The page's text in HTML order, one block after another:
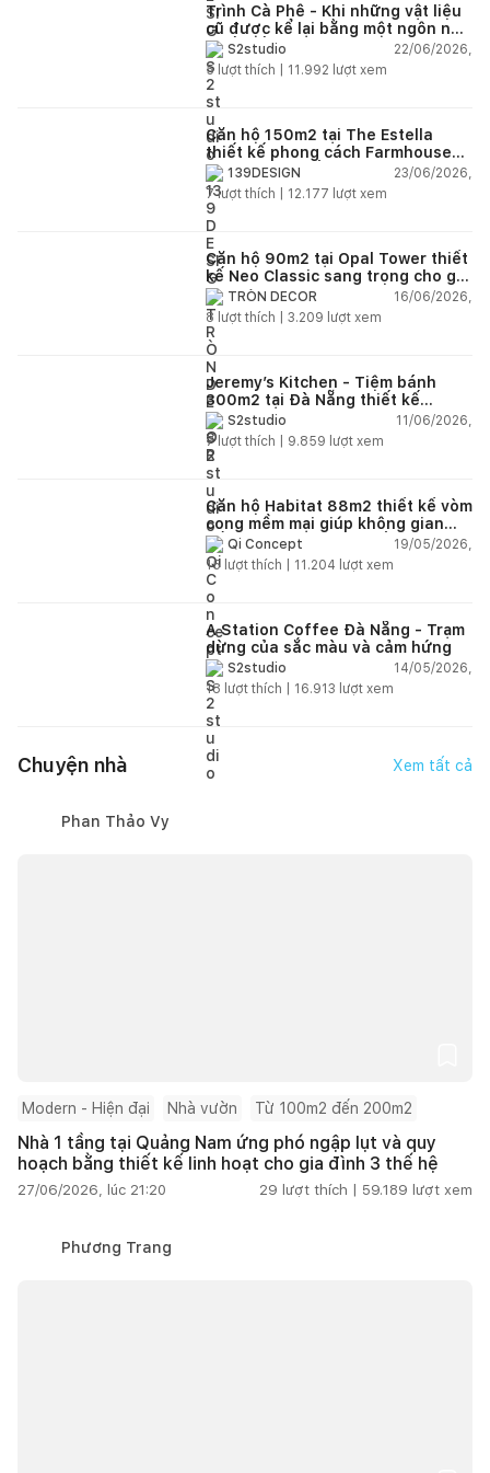
Trình Cà Phê - Khi những vật liệu
cũ được kể lại bằng một ngôn ngữ
thiết kế mới
S2studio
22/06/2026,
5 lượt thích | 11.992 lượt xem
Căn hộ 150m2 tại The Estella
thiết kế phong cách Farmhouse
thanh lịch và ấm áp
139DESIGN
23/06/2026,
7lượt thích | 12.177 lượt xem
Căn hộ 90m2 tại Opal Tower thiết
kế Neo Classic sang trọng cho gia
đình trẻ
TRÒN DECOR
16/06/2026,
8 lượt thích | 3.209 lượt xem
Jeremy’s Kitchen - Tiệm bánh
300m2 tại Đà Nẵng thiết kế
phong cách công nghiệp hiện đại
ngập tràn ánh sáng tự nhiên
S2studio
11/06/2026,
7lượt thích | 9.859 lượt xem
Căn hộ Habitat 88m2 thiết kế vòm
cong mềm mại giúp không gian
sống hiện đại trở nên ấm áp hơn
Qi Concept
19/05/2026,
15 lượt thích | 11.204 lượt xem
A Station Coffee Đà Nẵng - Trạm
dừng của sắc màu và cảm hứng
S2studio
14/05/2026,
18 lượt thích | 16.913 lượt xem
Chuyện nhà Xem tất cả
Phan Thảo Vy
Modern - Hiện đại Nhà vườn Từ 100m2 đến 200m2
Nhà 1 tầng tại Quảng Nam ứng phó ngập lụt và quy
hoạch bằng thiết kế linh hoạt cho gia đình 3 thế hệ
27/06/2026, lúc 21:20 29 lượt thích | 59.189 lượt xem
Phương Trang